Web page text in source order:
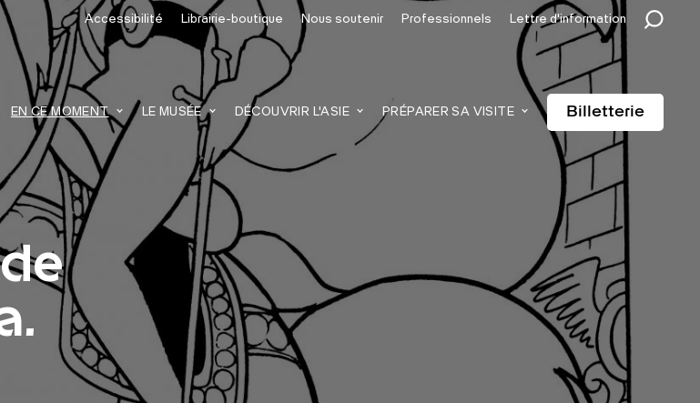
EN CE MOMENT LE MUSÉE DÉCOUVRIR L'ASIE PRÉPARER SA VISITE Billetterie
Accessibilité Librairie-boutique Nous soutenir Professionnels Lettre d'information